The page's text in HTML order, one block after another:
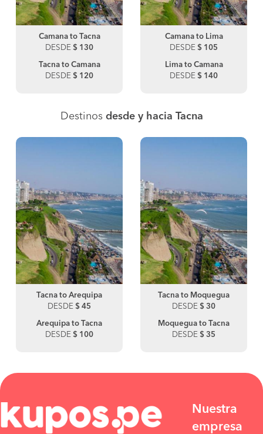
Camana to Tacna
DESDE $ 130
Tacna to Camana
DESDE $ 120
Camana to Lima
DESDE $ 105
Lima to Camana
DESDE $ 140
Destinos desde y hacia Tacna
Tacna to Arequipa
DESDE $ 45
Arequipa to Tacna
DESDE $ 100
Tacna to Moquegua
DESDE $ 30
Moquegua to Tacna
DESDE $ 35
Nuestra
empresa